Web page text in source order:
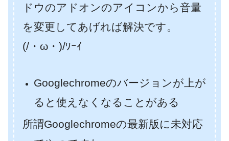
ドウのアドオンのアイコンから音量
を変更してあげれば解決です。
(/・ω・)/ﾜｰｲ
Googlechromeのバージョンが上が
ると使えなくなることがある
所謂Googlechromeの最新版に未対応